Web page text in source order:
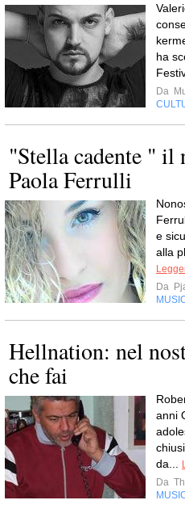
ha
Da
"Stella cadente " il
Paola Ferrulli
e
alla
Da
Hellnation: nel
che fai
anni
da...
Da